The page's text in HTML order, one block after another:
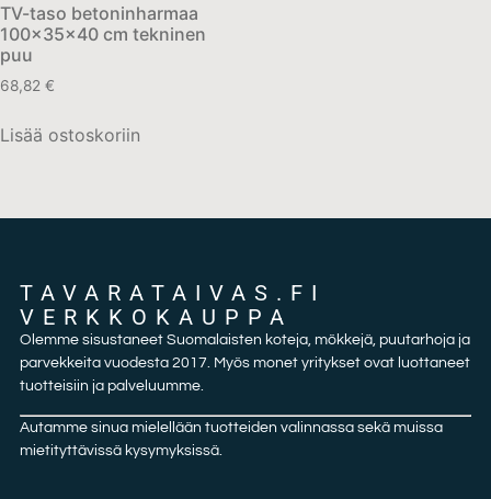
TV-taso betoninharmaa
100x35x40 cm tekninen
puu
68,82 €
Lisää ostoskoriin
TAVARATAIVAS.FI
VERKKOKAUPPA
Olemme sisustaneet Suomalaisten koteja, mökkejä, puutarhoja ja
parvekkeita vuodesta 2017. Myös monet yritykset ovat luottaneet
tuotteisiin ja palveluumme.
Autamme sinua mielellään tuotteiden valinnassa sekä muissa
mietityttävissä kysymyksissä.